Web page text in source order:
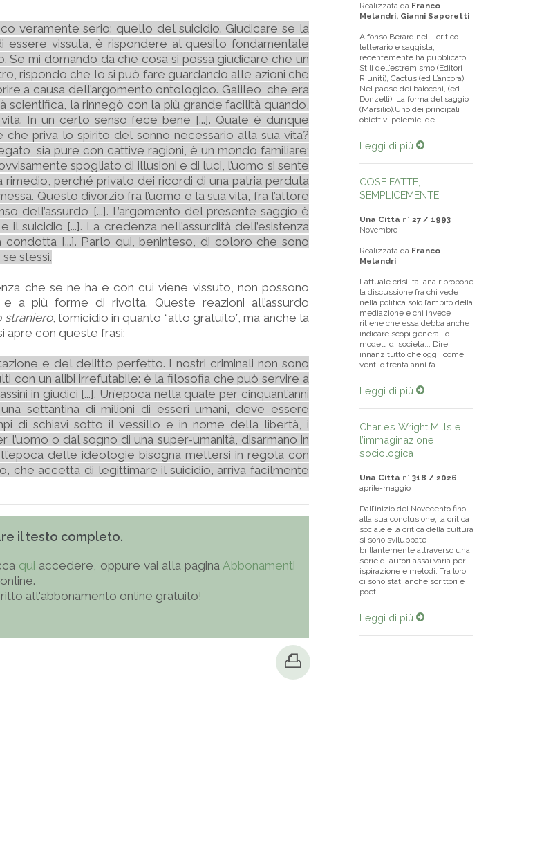
veramente serio: quello del suicidio. Giudicare se la
essere vissuta, è rispondere al quesito fondamentale
Se mi domando da che cosa si possa giudicare che un
rispondo che lo si può fare guardando alle azioni che
a causa dell’argomento ontologico. Galileo, che era
scientifica, la rinnegò con la più grande facilità quando,
In un certo senso fece bene [...]. Quale è dunque
che priva lo spirito del sonno necessario alla sua vita?
sia pure con cattive ragioni, è un mondo familiare;
spogliato di illusioni e di luci, l’uomo si sente
perché privato dei ricordi di una patria perduta
Questo divorzio fra l’uomo e la sua vita, fra l’attore
dell’assurdo [...]. L’argomento del presente saggio è
il suicidio [...]. La credenza nell’assurdità dell’esistenza
[...]. Parlo qui, beninteso, di coloro che sono
stessi.
che se ne ha e con cui viene vissuto, non possono
a più forme di rivolta. Queste reazioni all’assurdo
straniero, l’omicidio in quanto “atto gratuito”, ma anche la
apre con queste frasi:
e del delitto perfetto. I nostri criminali non sono
con un alibi irrefutabile: è la filosofia che può servire a
in giudici [...]. Un’epoca nella quale per cinquant’anni
settantina di milioni di esseri umani, deve essere
di schiavi sotto il vessillo e in nome della libertà, i
l’uomo o dal sogno di una super-umanità, disarmano in
delle ideologie bisogna mettersi in regola con
che accetta di legittimare il suicidio, arriva facilmente
il testo completo.
qui accedere, oppure vai alla pagina Abbonamenti
all'abbonamento online gratuito!
Realizzata da Franco
Melandri, Gianni Saporetti
Alfonso Berardinelli, critico
letterario e saggista,
recentemente ha pubblicato:
Stili dell’estremismo (Editori
Riuniti), Cactus (ed L’ancora),
Nel paese dei balocchi, (ed.
Donzelli), La forma del saggio
(Marsilio).Uno dei principali
obiettivi polemici de...
Leggi di più
COSE FATTE,
SEMPLICEMENTE
Una Città n° 27 / 1993
Novembre
Realizzata da Franco
Melandri
L’attuale crisi italiana ripropone
la discussione fra chi vede
nella politica solo l’ambito della
mediazione e chi invece
ritiene che essa debba anche
indicare scopi generali o
modelli di società... Direi
innanzitutto che oggi, come
venti o trenta anni fa...
Leggi di più
Charles Wright Mills e
l’immaginazione
sociologica
Una Città n° 318 / 2026
aprile-maggio
Dall’inizio del Novecento fino
alla sua conclusione, la critica
sociale e la critica della cultura
si sono sviluppate
brillantemente attraverso una
serie di autori assai varia per
ispirazione e metodi. Tra loro
ci sono stati anche scrittori e
poeti ...
Leggi di più